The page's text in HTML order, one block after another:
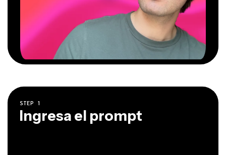
STEP 1
Ingresa el prompt